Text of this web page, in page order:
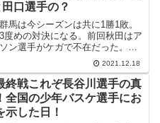
田口選手の？
馬は今シーズンは共に1勝1敗。
度めの対決になる。前回秋田はア
ン選手がケガで不在だった。今
に初お目見え。ゴール下の攻防が
だ。2021-22 B1第12節12月18日秋
ンハピネッツVS群馬クレインサ
2021.12.18
終戦これぞ長谷川選手の真
全国の少年バスケ選手にお
示した日！